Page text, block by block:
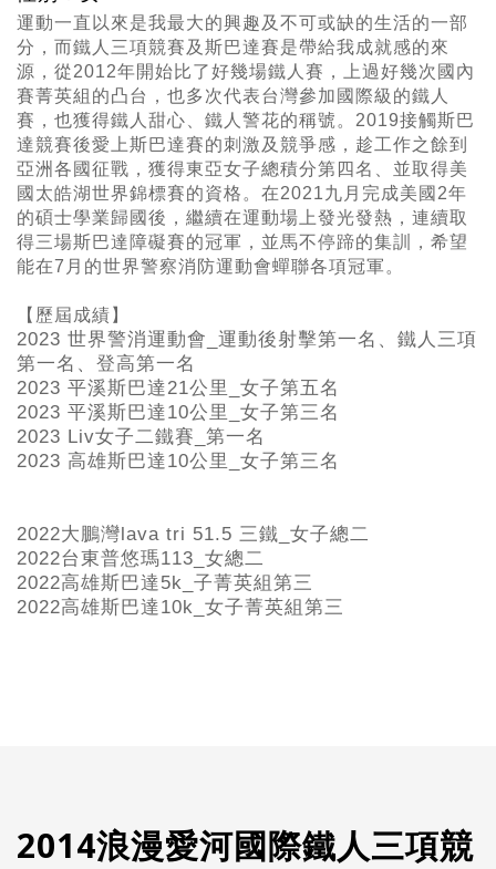
運動一直以來是我最大的興趣及不可或缺的生活的一部
分，而鐵人三項競賽及斯巴達賽是帶給我成就感的來
源，從2012年開始比了好幾場鐵人賽，上過好幾次國內
賽菁英組的凸台，也多次代表台灣參加國際級的鐵人
賽，也獲得鐵人甜心、鐵人警花的稱號。 2019接觸斯巴
達競賽後愛上斯巴達賽的刺激及競爭感，趁工作之餘到
亞洲各國征戰，獲得東亞女子總積分第四名、並取得美
國太皓湖世界錦標賽的資格。在2021九月完成美國 2年
的碩士學業歸國後，繼續在運動場上發光發熱，連續取
得三場斯巴達障礙賽的冠軍，並馬不停蹄的集訓，希望
能在7 月的世界警察消防運動會蟬聯各項冠軍。
【歷屆成績】
2023 世界警消運動會_運動後射擊第一名、鐵人三項
第一名、登高第一名
2023 平溪斯巴達21公里_女子第五名
2023 平溪斯巴達10公里_女子第三名
2023 Liv女子二鐵賽_第一名
2023 高雄斯巴達10公里_女子第三名
2022大鵬灣lava tri 51.5 三鐵_女子總二
2022台東普悠瑪113_女總二
2022高雄斯巴達5k_子菁英組第三
2022高雄斯巴達10k_女子菁英組第三
2014浪漫愛河國際鐵人三項競